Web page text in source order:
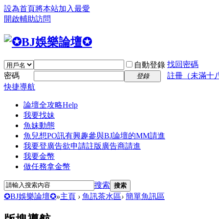
設為首頁將本站加入最愛
開啟輔助訪問
自動登錄 找回密碼
密碼
登錄
註冊（未滿十
快捷導航
論壇全攻略Help
我要找妹
魚妹動態
魚兒想PO訊有興趣參與BJ論壇的MM請進
我要登廣告欲申請註版廣告商請進
我要金幣
做任務拿金幣
搜索 搜索
✪BJ娛樂論壇✪»主頁 › 魚訊茶水區› 簡單魚訊區